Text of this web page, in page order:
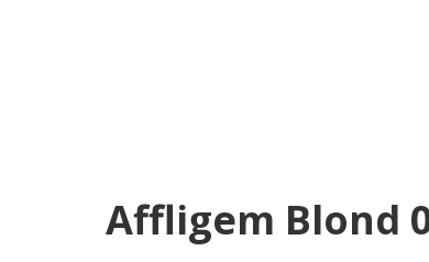
Affligem Blond